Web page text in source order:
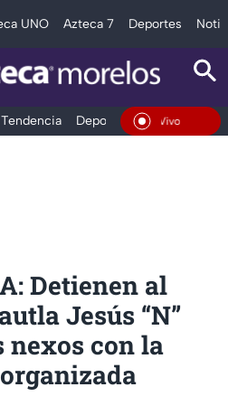
UNO Azteca 7 Deportes
Deportes Espectáculos
En Vivo
Detienen al
Jesús “N”
nexos con la